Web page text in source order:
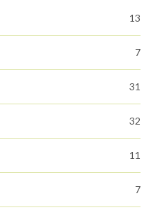
13
7
31
32
11
7